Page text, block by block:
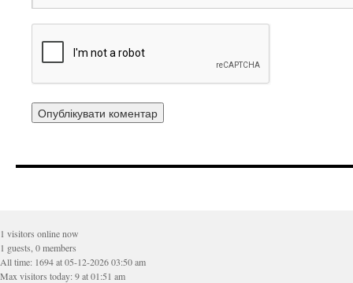
1 visitors online now
1 guests, 0 members
All time: 1694 at 05-12-2026 03:50 am
Max visitors today: 9 at 01:51 am